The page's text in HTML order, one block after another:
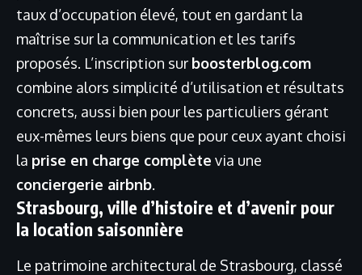
taux d’occupation élevé, tout en gardant la
maîtrise sur la communication et les tarifs
proposés. L’inscription sur boosterblog.com
combine alors simplicité d’utilisation et résultats
concrets, aussi bien pour les particuliers gérant
eux-mêmes leurs biens que pour ceux ayant choisi
la prise en charge complète via une
conciergerie airbnb.
Strasbourg, ville d’histoire et d’avenir pour
la location saisonnière
Le patrimoine architectural de Strasbourg, classé